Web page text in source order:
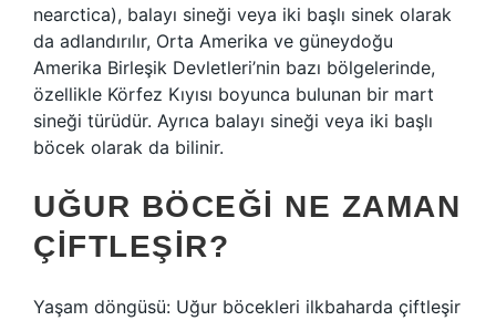
nearctica), balayı sineği veya iki başlı sinek olarak
da adlandırılır, Orta Amerika ve güneydoğu
Amerika Birleşik Devletleri’nin bazı bölgelerinde,
özellikle Körfez Kıyısı boyunca bulunan bir mart
sineği türüdür. Ayrıca balayı sineği veya iki başlı
böcek olarak da bilinir.
UĞUR BÖCEĞI NE ZAMAN
ÇIFTLEŞIR?
Yaşam döngüsü: Uğur böcekleri ilkbaharda çiftleşir